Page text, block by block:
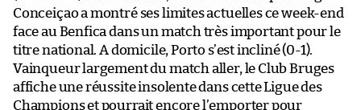
Conceiçao a montré ses limites actuelles ce week-end
face au Benfica dans un match très important pour le
titre national. A domicile, Porto s’est incliné (0-1).
Vainqueur largement du match aller, le Club Bruges
affiche une réussite insolente dans cette Ligue des
Champions et pourrait encore l’emporter pour